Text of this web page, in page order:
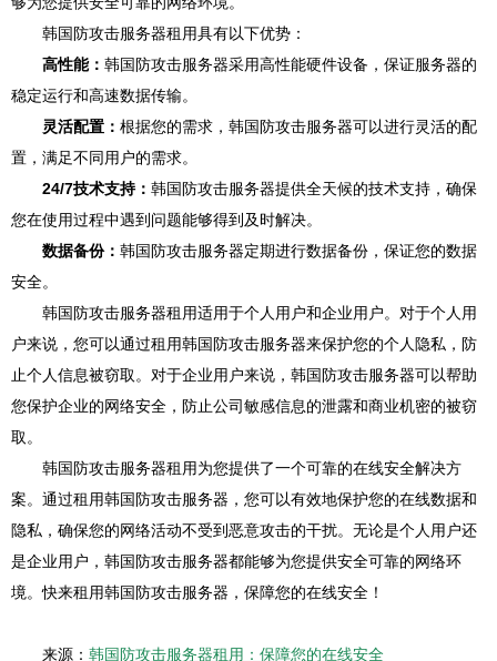
韩国防攻击服务器租用具有以下优势：
高性能： 韩国防攻击服务器采用高性能硬件设备，保证服务器的
稳定运行和高速数据传输。
灵活配置： 根据您的需求，韩国防攻击服务器可以进行灵活的配
置，满足不同用户的需求。
24/7技术支持： 韩国防攻击服务器提供全天候的技术支持，确保
您在使用过程中遇到问题能够得到及时解决。
数据备份： 韩国防攻击服务器定期进行数据备份，保证您的数据
安全。
韩国防攻击服务器租用适用于个人用户和企业用户。对于个人用
户来说，您可以通过租用韩国防攻击服务器来保护您的个人隐私，防
止个人信息被窃取。对于企业用户来说，韩国防攻击服务器可以帮助
您保护企业的网络安全，防止公司敏感信息的泄露和商业机密的被窃
取。
韩国防攻击服务器租用为您提供了一个可靠的在线安全解决方
案。通过租用韩国防攻击服务器，您可以有效地保护您的在线数据和
隐私，确保您的网络活动不受到恶意攻击的干扰。无论是个人用户还
是企业用户，韩国防攻击服务器都能够为您提供安全可靠的网络环
境。快来租用韩国防攻击服务器，保障您的在线安全！
来源： 韩国防攻击服务器租用：保障您的在线安全